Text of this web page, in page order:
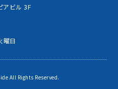
アビル 3F
曜日
All Rights Reserved.